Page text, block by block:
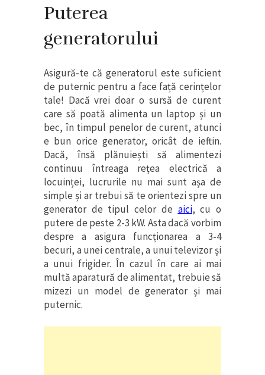
Puterea
generatorului
Asigură-te că generatorul este suficient
de puternic pentru a face față cerințelor
tale! Dacă vrei doar o sursă de curent
care să poată alimenta un laptop și un
bec, în timpul penelor de curent, atunci
e bun orice generator, oricât de ieftin.
Dacă, însă plănuiești să alimentezi
continuu întreaga rețea electrică a
locuinței, lucrurile nu mai sunt așa de
simple și ar trebui să te orientezi spre un
generator de tipul celor de aici, cu o
putere de peste 2-3 kW. Asta dacă vorbim
despre a asigura funcționarea a 3-4
becuri, a unei centrale, a unui televizor și
a unui frigider. În cazul în care ai mai
multă aparatură de alimentat, trebuie să
mizezi un model de generator și mai
puternic.